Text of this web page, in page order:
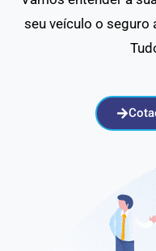
seu veículo o